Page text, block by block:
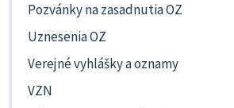
Pozvánky na zasadnutia OZ
Uznesenia OZ
Verejné vyhlášky a oznamy
VZN